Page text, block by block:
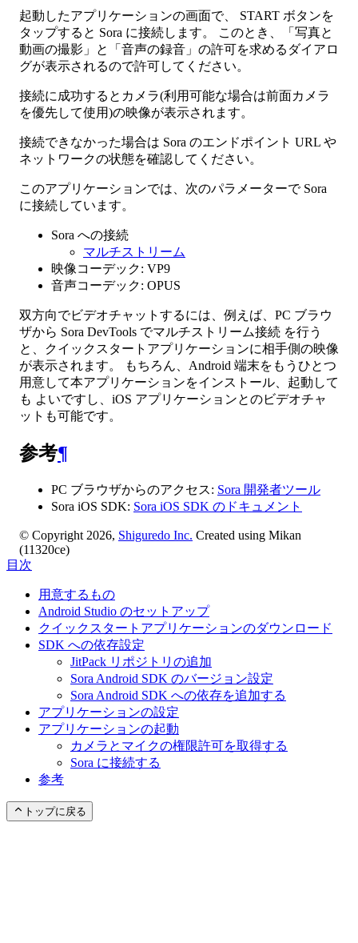
起動したアプリケーションの画面で、 START ボタンを
タップすると Sora に接続します。 このとき、「写真と
動画の撮影」と「音声の録音」の許可を求めるダイアロ
グが表示されるので許可してください。
接続に成功するとカメラ(利用可能な場合は前面カメラ
を優先して使用)の映像が表示されます。
接続できなかった場合は Sora のエンドポイント URL や
ネットワークの状態を確認してください。
このアプリケーションでは、次のパラメーターで Sora
に接続しています。
Sora への接続
マルチストリーム
映像コーデック: VP9
音声コーデック: OPUS
双方向でビデオチャットするには、例えば、PC ブラウ
ザから Sora DevTools でマルチストリーム接続 を行う
と、クイックスタートアプリケーションに相手側の映像
が表示されます。 もちろん、Android 端末をもうひとつ
用意して本アプリケーションをインストール、起動して
も よいですし、iOS アプリケーションとのビデオチャ
ットも可能です。
参考¶
PC ブラウザからのアクセス: Sora 開発者ツール
Sora iOS SDK: Sora iOS SDK のドキュメント
© Copyright 2026, Shiguredo Inc. Created using Mikan
(11320ce)
目次
用意するもの
Android Studio のセットアップ
クイックスタートアプリケーションのダウンロード
SDK への依存設定
JitPack リポジトリの追加
Sora Android SDK のバージョン設定
Sora Android SDK への依存を追加する
アプリケーションの設定
アプリケーションの起動
カメラとマイクの権限許可を取得する
Sora に接続する
参考
トップに戻る